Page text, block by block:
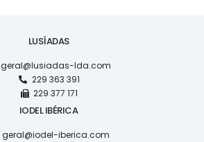
LUSÍADAS
geral@lusiadas-lda.com
229 363 391
229 377 171
IODEL IBÉRICA
geral@iodel-iberica.com